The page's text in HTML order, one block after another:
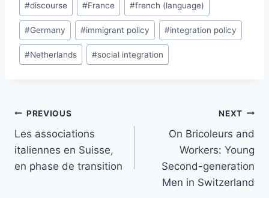
#discourse #France #french (language)
#Germany #immigrant policy #integration policy
#Netherlands #social integration
Post
navigation
PREVIOUS
Les associations
italiennes en Suisse,
en phase de transition
NEXT
On Bricoleurs and
Workers: Young
Second-generation
Men in Switzerland